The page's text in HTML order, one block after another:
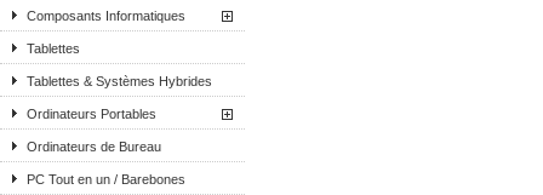
Composants Informatiques
Tablettes
Tablettes & Systèmes Hybrides
Ordinateurs Portables
Ordinateurs de Bureau
PC Tout en un / Barebones